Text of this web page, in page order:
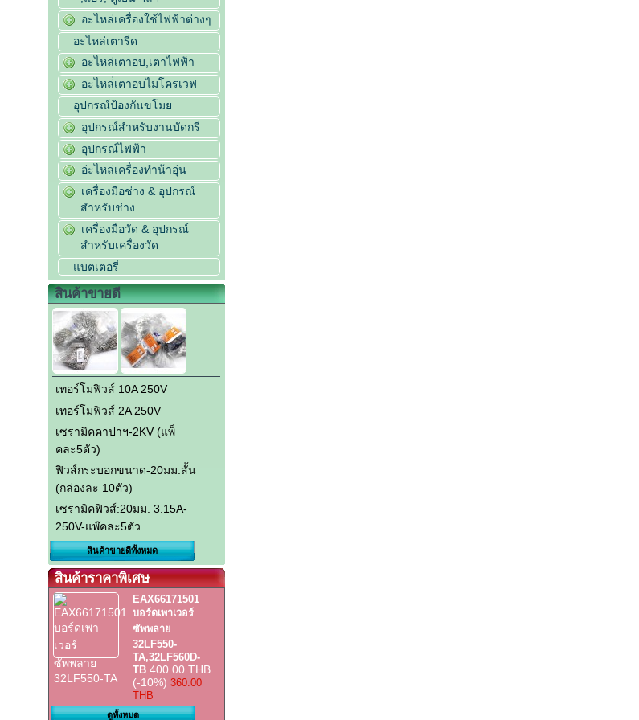
อะไหล่เครื่องใช้ไฟฟ้าต่างๆ
อะไหล่เตารีด
อะไหล่เตาอบ,เตาไฟฟ้า
อะไหล่่เตาอบไมโครเวฟ
อุปกรณ์ป้องกันขโมย
อุปกรณ์สำหรับงานบัดกรี
อุปกรณ์ไฟฟ้า
อ่ะไหล่เครื่องทำน้าอุ่น
เครื่องมือช่าง & อุปกรณ์
สำหรับช่าง
เครื่องมือวัด & อุปกรณ์
สำหรับเครื่องวัด
แบตเตอรี่
สินค้าขายดี
เทอร์โมฟิวส์ 10A 250V
เทอร์โมฟิวส์ 2A 250V
เซรามิคคาปาฯ-2KV (แพ็
คละ5ตัว)
ฟิวส์กระบอกขนาด-20มม.สั้น
(กล่องละ 10ตัว)
เซรามิคฟิวส์:20มม. 3.15A-
250V-แพ๊คละ5ตัว
สินค้าขายดีทั้งหมด
สินค้าราคาพิเศษ
EAX66171501
บอร์ดเพาเวอร์
ซัพพลาย
32LF550-
TA,32LF560D-
TB 400.00 THB
(-10%) 360.00
THB
ดูทั้งหมด